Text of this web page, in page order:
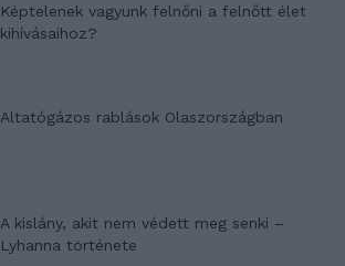
Képtelenek vagyunk felnőni a felnőtt élet
kihívásaihoz?
Altatógázos rablások Olaszországban
A kislány, akit nem védett meg senki –
Lyhanna története